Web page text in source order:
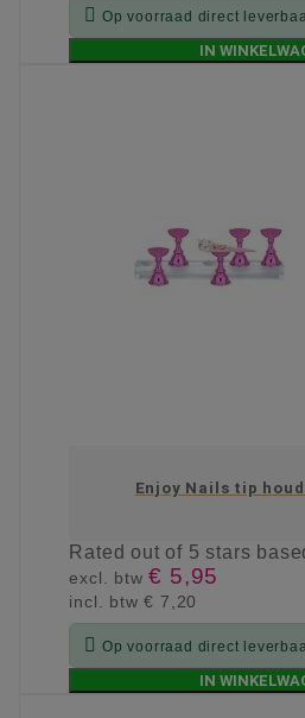
 Op voorraad direct
IN
Enjoy Nails tip
Ratedout of 5 stars
excl. btw€ 5,95
incl. btw€ 7,20
 Op voorraad direct
IN